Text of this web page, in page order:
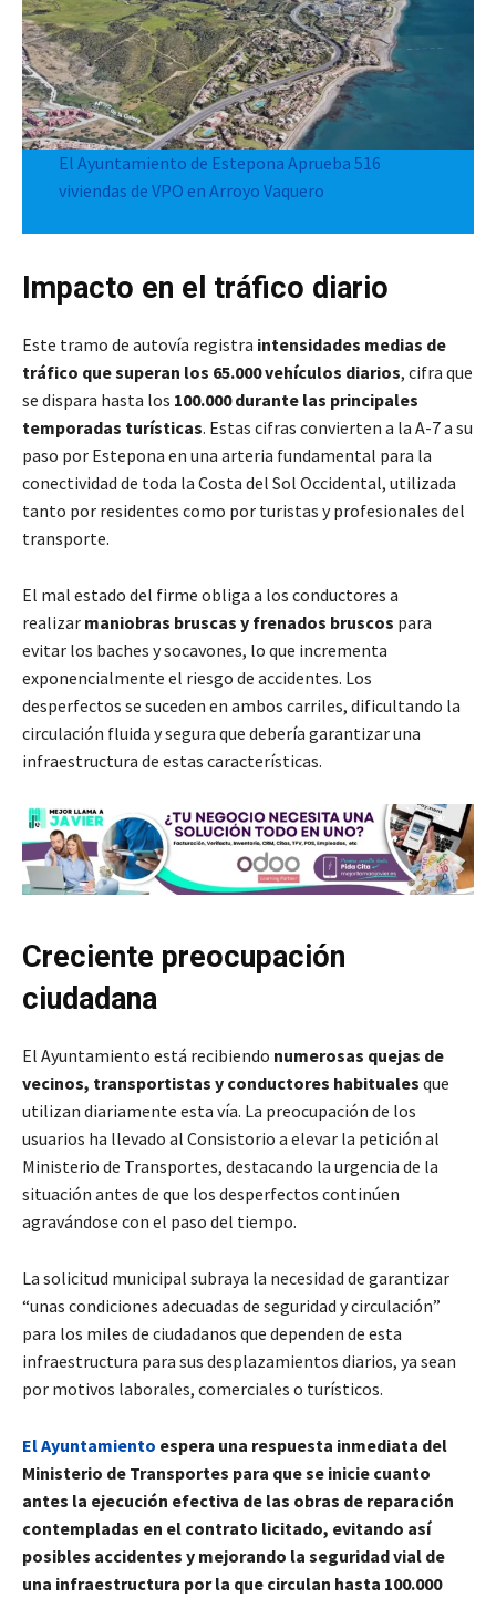
El Ayuntamiento de Estepona Aprueba 516
viviendas de VPO en Arroyo Vaquero
Impacto en el tráfico diario
Este tramo de autovía registra intensidades medias de
tráfico que superan los 65.000 vehículos diarios, cifra que
se dispara hasta los 100.000 durante las principales
temporadas turísticas. Estas cifras convierten a la A-7 a su
paso por Estepona en una arteria fundamental para la
conectividad de toda la Costa del Sol Occidental, utilizada
tanto por residentes como por turistas y profesionales del
transporte.
El mal estado del firme obliga a los conductores a
realizar maniobras bruscas y frenados bruscos para
evitar los baches y socavones, lo que incrementa
exponencialmente el riesgo de accidentes. Los
desperfectos se suceden en ambos carriles, dificultando la
circulación fluida y segura que debería garantizar una
infraestructura de estas características.
Creciente preocupación
ciudadana
El Ayuntamiento está recibiendo numerosas quejas de
vecinos, transportistas y conductores habituales que
utilizan diariamente esta vía. La preocupación de los
usuarios ha llevado al Consistorio a elevar la petición al
Ministerio de Transportes, destacando la urgencia de la
situación antes de que los desperfectos continúen
agravándose con el paso del tiempo.
La solicitud municipal subraya la necesidad de garantizar
“unas condiciones adecuadas de seguridad y circulación”
para los miles de ciudadanos que dependen de esta
infraestructura para sus desplazamientos diarios, ya sean
por motivos laborales, comerciales o turísticos.
El Ayuntamiento espera una respuesta inmediata del
Ministerio de Transportes para que se inicie cuanto
antes la ejecución efectiva de las obras de reparación
contempladas en el contrato licitado, evitando así
posibles accidentes y mejorando la seguridad vial de
una infraestructura por la que circulan hasta 100.000